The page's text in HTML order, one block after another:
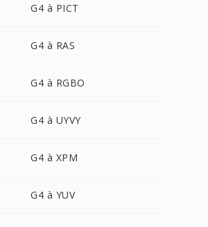
G4 à PICT
G4 à RAS
G4 à RGBO
G4 à UYVY
G4 à XPM
G4 à YUV